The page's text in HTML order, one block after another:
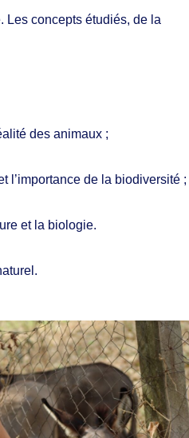
Les concepts étudiés, de la
des animaux ;
l’importance de la biodiversité ;
et la biologie.